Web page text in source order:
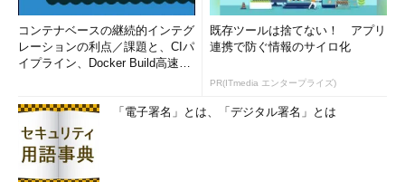
コンテナベースの継続的インテグ
レーションの利点／課題と、CIパ
イプライン、Docker Build高速化
既存ツールは捨てない！ アプリ
連携で防ぐ情報のサイロ化
PR(ITmedia エンタープライズ)
「電子署名」とは、「デジタル署名」とは